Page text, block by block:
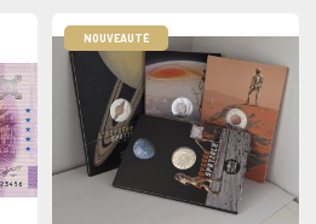
NOUVEAUTÉ